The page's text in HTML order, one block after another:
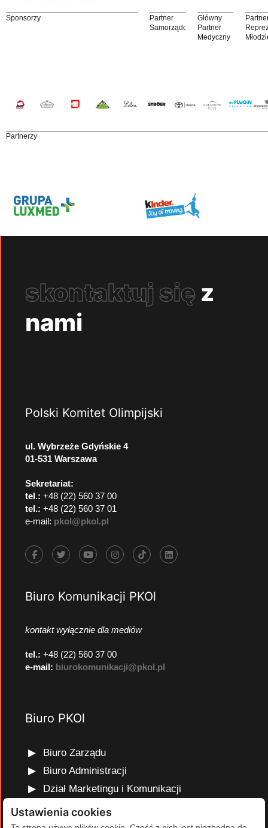
Sponsorzy
Partner
Samorządowy
Główny
Partner
Medyczny
Partnerzy
skontaktuj się z
nami
Polski Komitet Olimpijski
ul. Wybrzeże Gdyńskie 4
01-531 Warszawa
Sekretariat:
tel.: +48 (22) 560 37 00
tel.: +48 (22) 560 37 01
e-mail: pkol@pkol.pl
Biuro Komunikacji PKOl
kontakt wyłącznie dla mediów
tel.: +48 (22) 560 37 00
e-mail: biurokomunikacji@pkol.pl
Biuro PKOl
Biuro Zarządu
Biuro Administracji
Dział Marketingu i Komunikacji
Dział Edukacji Olimpijskiej
Dział Finansów i Kadr
Ustawienia cookies